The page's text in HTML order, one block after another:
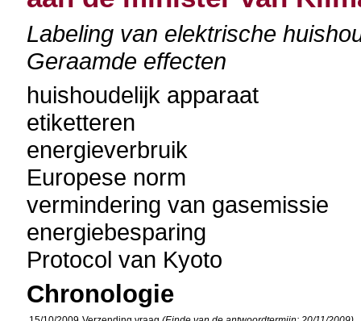
Labeling van elektrische
Geraamde effecten
huishoudelijk apparaat
etiketteren
energieverbruik
Europese norm
vermindering van gasemissie
energiebesparing
Protocol van Kyoto
Chronologie